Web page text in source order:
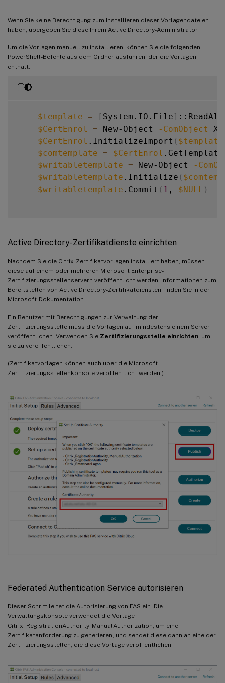
Wenn Sie keine Berechtigung zum Installieren dieser Vorlagendateien
haben, übergeben Sie diese Ihrem Active Directory-Administrator.
Um die Vorlagen manuell zu installieren, können Sie die folgenden
PowerShell-Befehle aus dem Ordner ausführen, der die Vorlagen
enthält:
$template = [ System.IO.File ]
$CertEnrol
= New-Object -ComObject
$CertEnrol .InitializeImport ( $template
$comtemplate = $CertEnrol
$writabletemplate = New-Object
-
$writabletemplate .Initialize (
$writabletemplate .Commit ( 1 , $NULL )
Active Directory-Zertifikatdienste einrichten
Nachdem Sie die Citrix-Zertifikatvorlagen installiert haben, müssen
diese auf einem oder mehreren Microsoft Enterprise-
Zertifizierungsstellenservern veröffentlicht werden. Informationen zum
Bereitstellen von Active Directory-Zertifikatdiensten finden Sie in der
Microsoft-Dokumentation.
Ein Benutzer mit Berechtigungen zur Verwaltung der
Zertifizierungsstelle muss die Vorlagen auf mindestens einem Server
veröffentlichen. Verwenden Sie Zertifizierungsstelle einrichten, um
sie zu veröffentlichen.
(Zertifikatvorlagen können auch über die Microsoft-
Zertifizierungsstellenkonsole veröffentlicht werden.)
Federated Authentication Service autorisieren
Dieser Schritt leitet die Autorisierung von FAS ein. Die
Verwaltungskonsole verwendet die Vorlage
Citrix_RegistrationAuthority_ManualAuthorization, um eine
Zertifikatanforderung zu generieren, und sendet diese dann an eine der
Zertifizierungsstellen, die diese Vorlage veröffentlichen.